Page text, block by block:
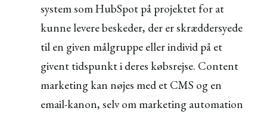
system som HubSpot på projektet for at
kunne levere beskeder, der er skræddersyede
til en given målgruppe eller individ på et
givent tidspunkt i deres købsrejse. Content
marketing kan nøjes med et CMS og en
email-kanon, selv om marketing automation